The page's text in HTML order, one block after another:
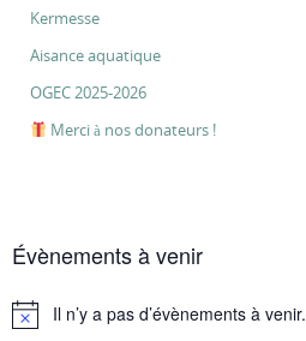
Kermesse
Aisance aquatique
OGEC 2025-2026
Merci à nos donateurs !
Évènements à venir
NoticeIl n’y a pas d’évènements à venir.